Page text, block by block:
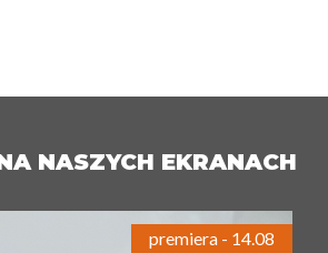
NASZYCH EKRANACH
premiera - 14.08